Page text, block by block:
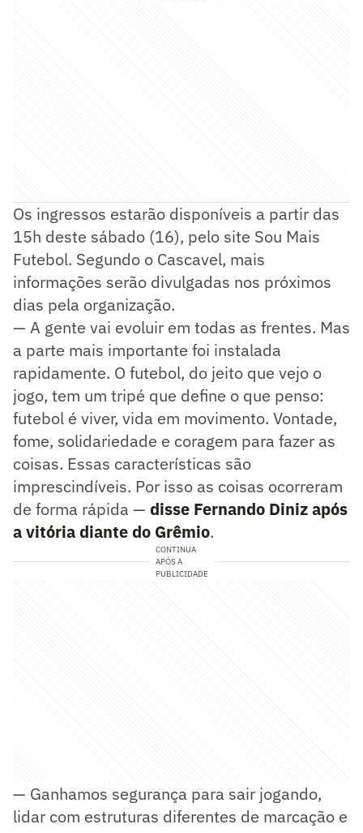
Os ingressos estarão disponíveis a partir das
15h deste sábado (16), pelo site Sou Mais
Futebol. Segundo o Cascavel, mais
informações serão divulgadas nos próximos
dias pela organização.
— A gente vai evoluir em todas as frentes. Mas
a parte mais importante foi instalada
rapidamente. O futebol, do jeito que vejo o
jogo, tem um tripé que define o que penso:
futebol é viver, vida em movimento. Vontade,
fome, solidariedade e coragem para fazer as
coisas. Essas características são
imprescindíveis. Por isso as coisas ocorreram
de forma rápida — disse Fernando Diniz após
a vitória diante do Grêmio.
CONTINUA
APÓS A
PUBLICIDADE
— Ganhamos segurança para sair jogando,
lidar com estruturas diferentes de marcação e